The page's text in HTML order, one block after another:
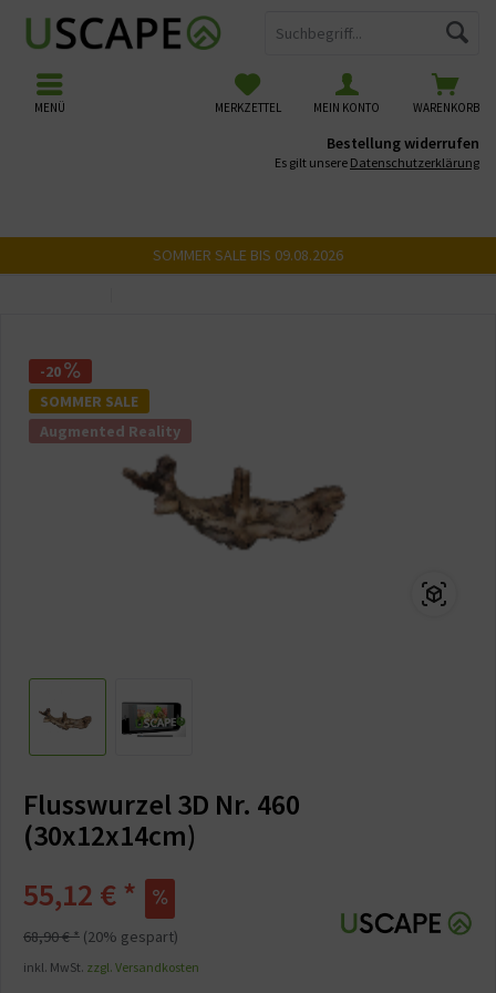
WARENKORB
MERKZETTEL MEIN KONTO
MENÜ
Bestellung widerrufen
Es gilt unsere Datenschutzerklärung
SOMMER SALE BIS 09.08.2026
-20
SOMMER SALE
Augmented Reality
Flusswurzel 3D Nr. 460
(30x12x14cm)
55,12 € *
68,90 € * (20% gespart)
inkl. MwSt. zzgl. Versandkosten